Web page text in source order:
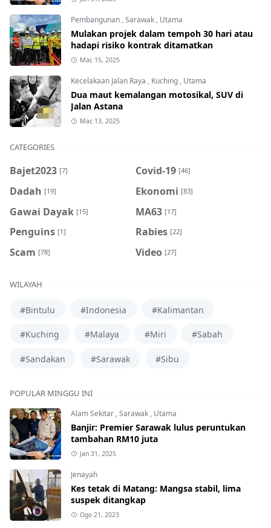
Pembangunan ,Sarawak , Utama
Mulakan projek dalam tempoh 30 hari atau
hadapi risiko kontrak ditamatkan
Mac 15, 2025
Kecelakaan Jalan Raya , Kuching , Utama
Dua maut kemalangan motosikal, SUV di
Jalan Astana
Mac 13, 2025
CATEGORIES
Bajet2023 [7] Covid-19 [46]
Dadah [19] Ekonomi [83]
Gawai Dayak [15] MA63 [17]
Penguins [1] Rabies [22]
Scam [78] Video [27]
WILAYAH
#Bintulu #Indonesia #Kalimantan
#Kuching #Malaya #Miri #Sabah
#Sandakan #Sarawak #Sibu
POPULAR MINGGU INI
Alam Sekitar ,Sarawak , Utama
Banjir: Premier Sarawak lulus peruntukan
tambahan RM10 juta
Jan 31, 2025
Jenayah
Kes tetak di Matang: Mangsa stabil, lima
suspek ditangkap
Ogo 21, 2023